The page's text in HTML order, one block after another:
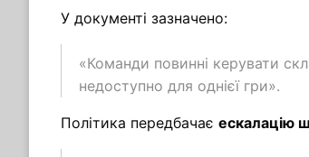
У документі зазначено:
«Команди повинні керувати
недоступно для однієї гри».
Політика передбачає ескалацію